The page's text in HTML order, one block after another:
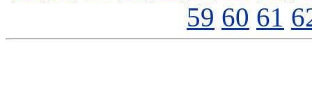
59 60 61